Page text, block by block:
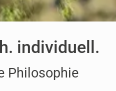
individuell.
Philosophie